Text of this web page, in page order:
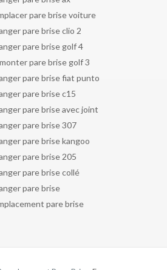
pare brise voiture
pare brise clio 2
pare brise golf 4
pare brise golf 3
pare brise fiat punto
pare brise c15
pare brise avec joint
pare brise 307
pare brise kangoo
pare brise 205
pare brise collé
pare brise
pare brise